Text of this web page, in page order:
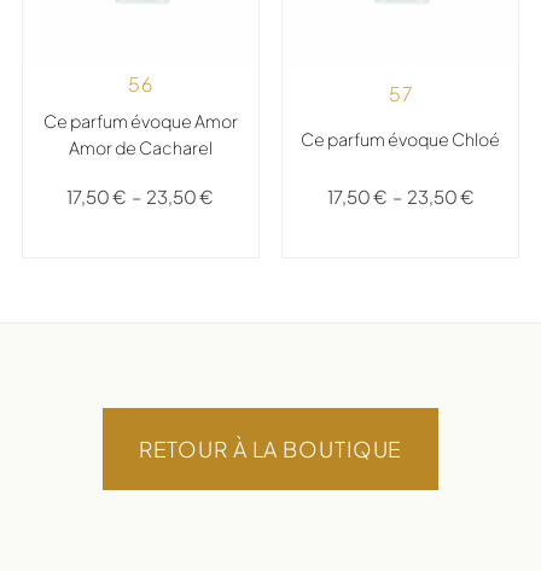
56
Ce parfum évoque Amor
Amor de Cacharel
17,50€ – 23,50€
57
Ce parfum évoque Chloé
17,50€ – 23,50€
RETOUR À LA BOUTIQUE